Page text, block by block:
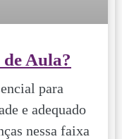
Aula?
para
e adequado
nessa faixa